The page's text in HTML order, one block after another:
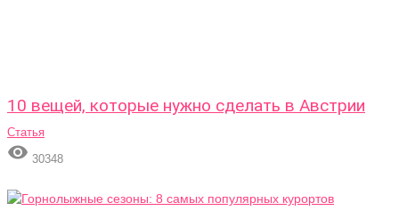
10 вещей, которые нужно сделать в Австрии
Статья
 30348